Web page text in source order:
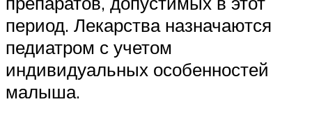
период. Лекарства назначаются
педиатром с учетом
индивидуальных особенностей
малыша.